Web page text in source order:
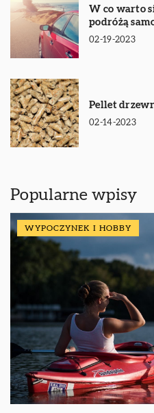
W co warto
podróżą
02-19-2023
Pellet
02-14-2023
Popularne wpisy
WYPOCZYNEK I HOBBY